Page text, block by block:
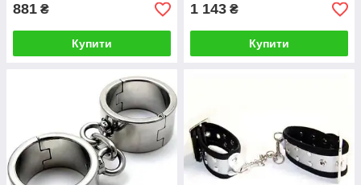
881 ₴
Купити
1 143 ₴
Купити